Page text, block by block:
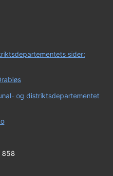
sider:
og distriktsdepartementet
858